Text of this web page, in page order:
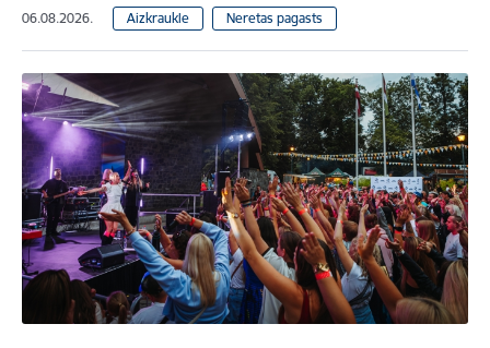
06.08.2026. Aizkraukle Neretas pagasts